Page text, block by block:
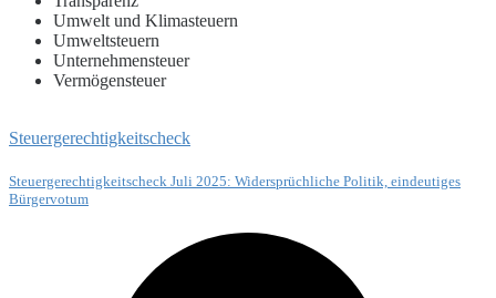
Umwelt und Klimasteuern
Umweltsteuern
Unternehmensteuer
Vermögensteuer
Steuergerechtigkeitscheck
Steuergerechtigkeitscheck Juli 2025: Widersprüchliche Politik, eindeutiges
Bürgervotum